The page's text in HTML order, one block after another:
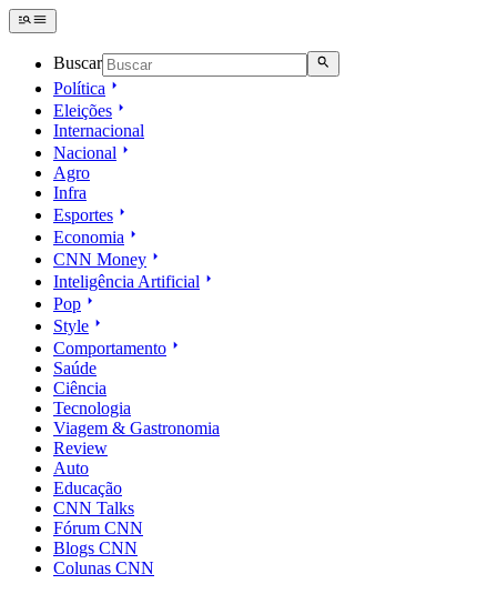
Buscar
Política
Eleições
Internacional
Nacional
Agro
Infra
Esportes
Economia
CNN Money
Inteligência Artificial
Pop
Style
Comportamento
Saúde
Ciência
Tecnologia
Viagem & Gastronomia
Review
Auto
Educação
CNN Talks
Fórum CNN
Blogs CNN
Colunas CNN